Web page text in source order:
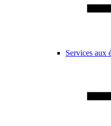
Services aux